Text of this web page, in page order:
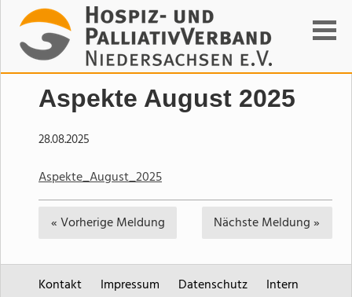
Suchen
Aspekte August 2025
28.08.2025
Aspekte_August_2025
« Vorherige Meldung NächsteMeldung »
Kontakt Impressum Datenschutz Intern